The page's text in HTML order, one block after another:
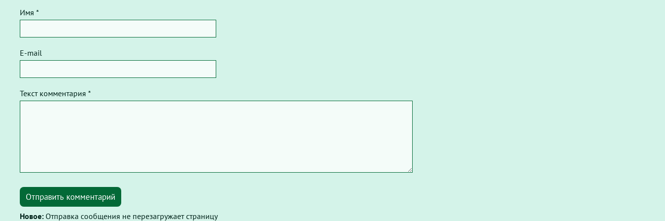
Имя *
E-mail
Текст комментария *
Отправить комментарий
Новое: Отправка сообщения не перезагружает страницу